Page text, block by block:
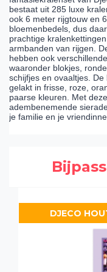
bestaat uit 285 luxe
ook 6 meter rijgtouw en
bloemenbedels, dus
prachtige
armbanden van rijgen.
hebben ook
waaronder blokjes,
schijfjes en ovaaltjes. De
gelakt in frisse, roze,
paarse kleuren. Met
adembenemende
je familie en je
DJECO